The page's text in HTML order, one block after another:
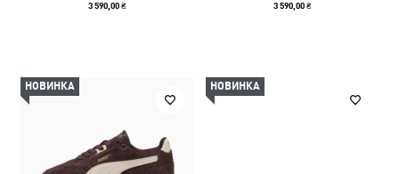
3 590,00 ₴ 3 590,00 ₴
НОВИНКА НОВИНКА